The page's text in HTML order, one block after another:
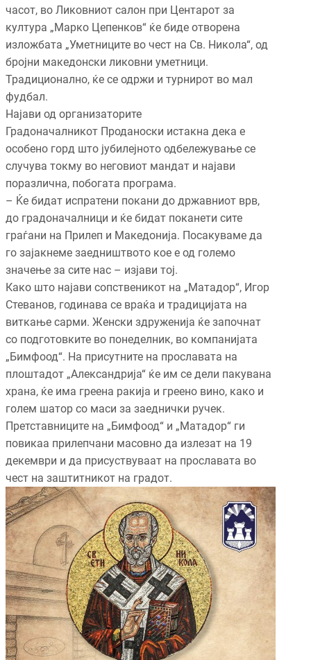
часот, во Ликовниот салон при Центарот за
култура „Марко Цепенков“ ќе биде отворена
изложбата „Уметниците во чест на Св. Никола“, од
бројни македонски ликовни уметници.
Традиционално, ќе се одржи и турнирот во мал
фудбал.
Најави од организаторите
Градоначалникот Проданоски истакна дека е
особено горд што јубилејното одбележување се
случува токму во неговиот мандат и најави
поразлична, побогата програма.
– Ќе бидат испратени покани до државниот врв,
до градоначалници и ќе бидат поканети сите
граѓани на Прилеп и Македонија. Посакуваме да
го зајакнеме заедништвото кое е од големо
значење за сите нас – изјави тој.
Како што најави сопственикот на „Матадор“, Игор
Стеванов, годинава се враќа и традицијата на
виткање сарми. Женски здруженија ќе започнат
со подготовките во понеделник, во компанијата
„Бимфоод“. На присутните на прославата на
плоштадот „Александрија“ ќе им се дели пакувана
храна, ќе има греена ракија и греено вино, како и
голем шатор со маси за заеднички ручек.
Претставниците на „Бимфоод“ и „Матадор“ ги
повикаа прилепчани масовно да излезат на 19
декември и да присуствуваат на прославата во
чест на заштитникот на градот.